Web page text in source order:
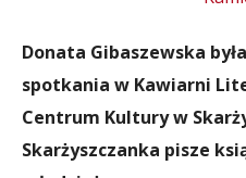
Donata Gibaszewska
spotkania w Kawiarni
Centrum Kultury w
Skarżyszczanka pisze